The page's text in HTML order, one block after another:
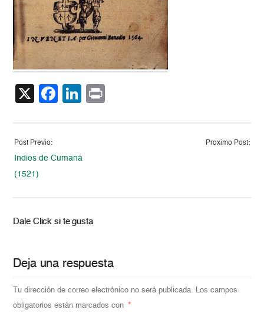
X Facebook
LinkedIn
Post Previo:
Indios de Cumaná
(1521)
Proximo Post:
Dale Click si te gusta
Deja una respuesta
Tu dirección de correo electrónico no será publicada. Los campos
obligatorios están marcados con *